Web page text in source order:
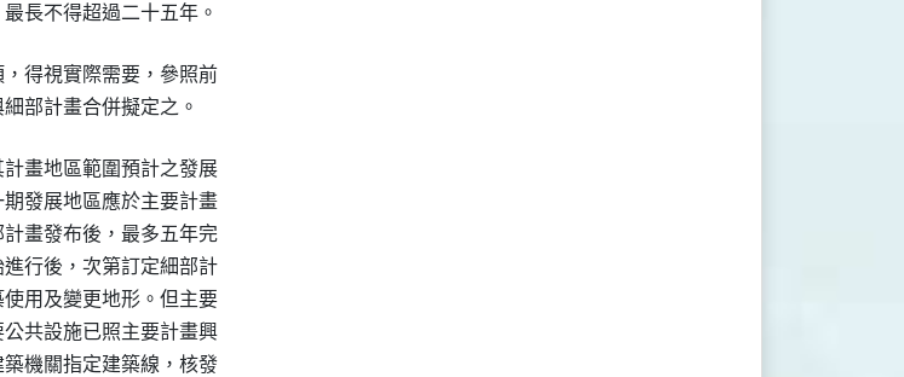
長不得超過二十五年。
得視實際需要，參照前
畫地區範圍預計之發展
發展地區應於主要計畫
畫發布後，最多五年完
行後，次第訂定細部計
用及變更地形。但主要
共設施已照主要計畫興
機關指定建築線，核發